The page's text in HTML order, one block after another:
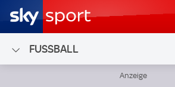
FUSSBALL